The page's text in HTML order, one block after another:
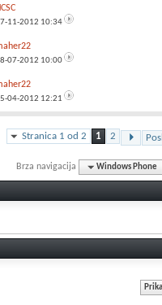
11-2012 10:34
07-2012 10:00
04-2012 12:21
Stranica 1 od 2 1 2
Brza navigacija Windows Phone